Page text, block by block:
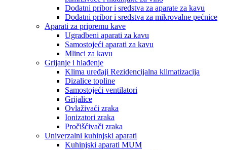
Dodatni pribor i sredstva za aparate za kavu
Dodatni pribor i sredstva za mikrovalne pećnice
Aparati za pripremu kave
Ugradbeni aparati za kavu
Samostojeći aparati za kavu
Mlinci za kavu
Grijanje i hlađenje
Klima uređaji Rezidencijalna klimatizacija
Dizalice topline
Samostojeći ventilatori
Grijalice
Ovlaživaći zraka
Ionizatori zraka
Pročišćivači zraka
Univerzalni kuhinjski aparati
Kuhinjski aparati MUM